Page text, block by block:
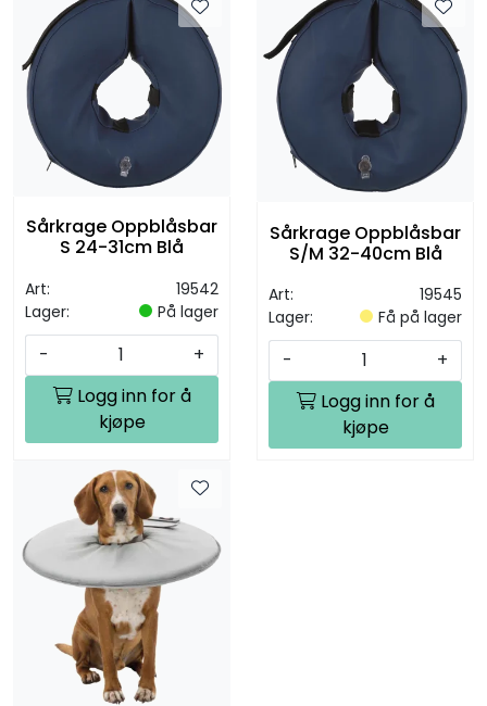
Sårkrage Oppblåsbar
S 24-31cm Blå
Art:
19542
Lager:
På lager
-
+
Logg inn for å
kjøpe
Sårkrage Oppblåsbar
S/M 32-40cm Blå
Art:
19545
Lager:
Få på lager
-
+
Logg inn for å
kjøpe